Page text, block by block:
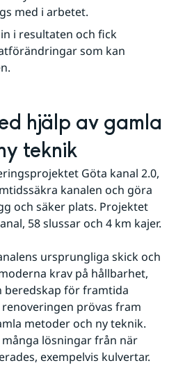
med i arbetet.
i resultaten och fick
som kan
hjälp av gamla
teknik
Göta kanal 2.0,
kanalen och göra
och säker plats. Projektet
58 slussar och 4 km kajer.
ursprungliga skick och
krav på hållbarhet,
beredskap för framtida
prövas fram
metoder och ny teknik.
lösningar från när
exempelvis kulvertar.